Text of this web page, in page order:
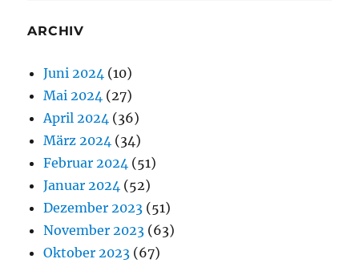
ARCHIV
Juni 2024 (10)
Mai 2024 (27)
April 2024 (36)
März 2024 (34)
Februar 2024 (51)
Januar 2024 (52)
Dezember 2023 (51)
November 2023 (63)
Oktober 2023 (67)